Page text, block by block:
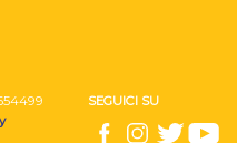
SEGUICI SU